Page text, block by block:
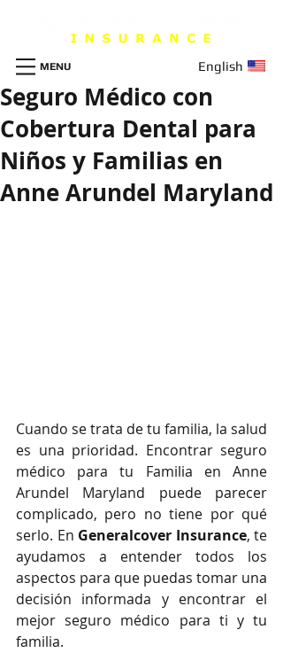
English
MENU
Seguro Médico con
Cobertura Dental para
Niños y Familias en
Anne Arundel Maryland
Cuando se trata de tu familia, la salud
es una prioridad. Encontrar seguro
médico para tu Familia en Anne
Arundel Maryland puede parecer
complicado, pero no tiene por qué
serlo. En Generalcover Insurance, te
ayudamos a entender todos los
aspectos para que puedas tomar una
decisión informada y encontrar el
mejor seguro médico para ti y tu
familia.